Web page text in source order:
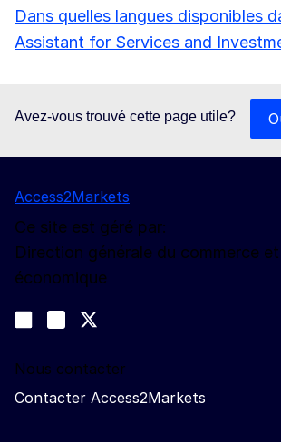
Dans quelles langues disponibles
Assistant for Services and
Avez-vous trouvé cette page utile?
Access2Markets
Ce site est géré par:
Direction générale du commerce
économique
Join us on LinkedIn
Trade-Off podcast
Nous contacter
Contacter Access2Markets